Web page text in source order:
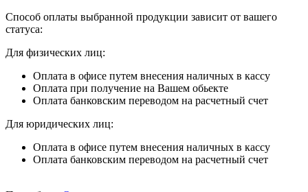
Способ оплаты выбранной продукции зависит от вашего
статуса:
Для физических лиц:
Оплата в офисе путем внесения наличных в кассу
Оплата при получение на Вашем обьекте
Оплата банковским переводом на расчетный счет
Для юридических лиц:
Оплата в офисе путем внесения наличных в кассу
Оплата банковским переводом на расчетный счет